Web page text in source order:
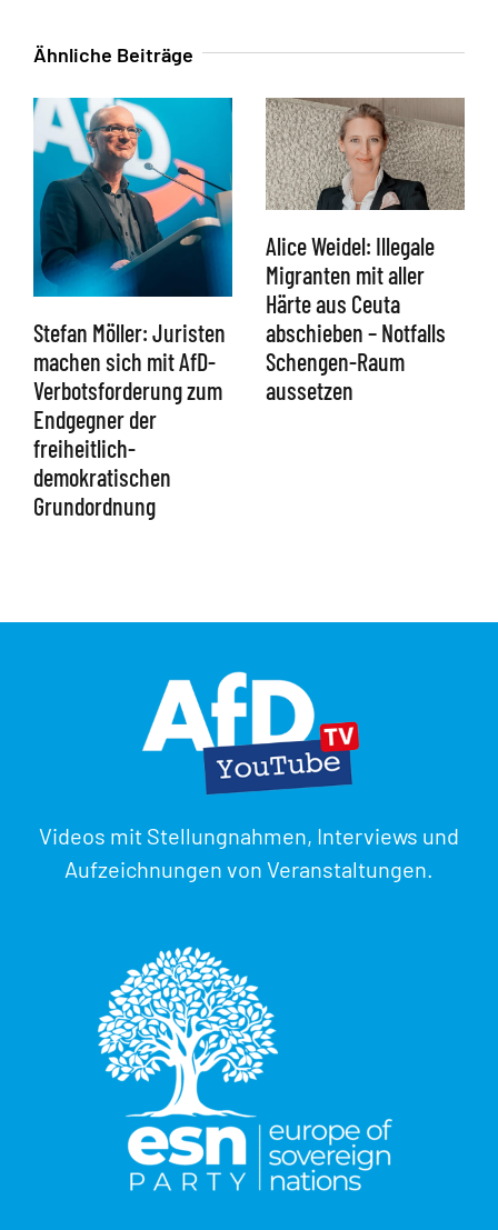
Ähnliche Beiträge
Stefan Möller: Juristen
machen sich mit AfD-
Verbotsforderung zum
Endgegner der
freiheitlich-
demokratischen
Grundordnung
Alice Weidel: Illegale
Migranten mit aller
Härte aus Ceuta
abschieben – Notfalls
Schengen-Raum
aussetzen
Videos mit Stellungnahmen, Interviews und
Aufzeichnungen von Veranstaltungen.